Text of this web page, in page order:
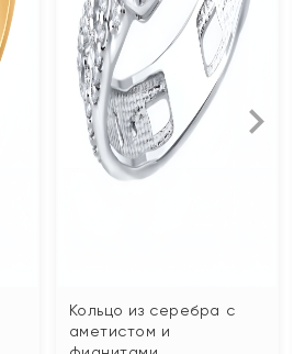
Кольцо из серебра с
аметистом и